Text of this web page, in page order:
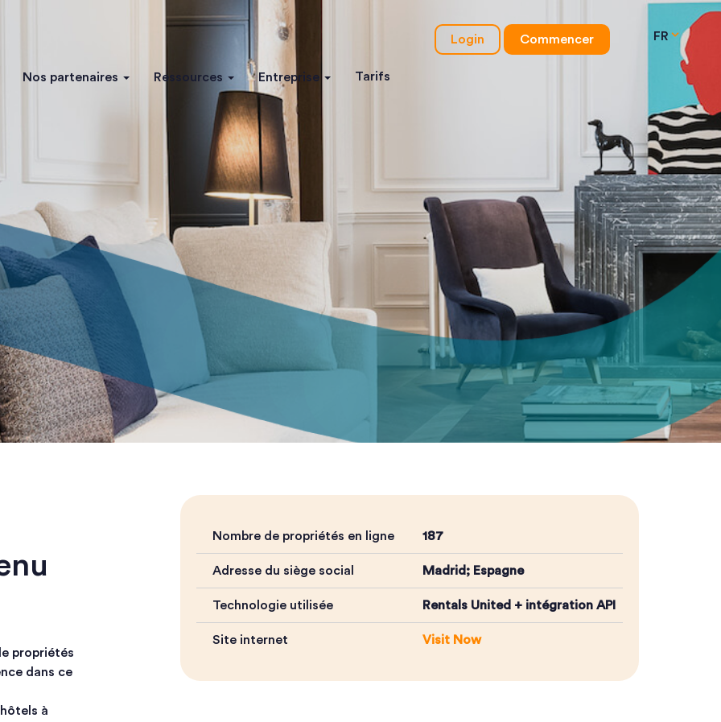
FR
Login Commencer
Nos partenaires Ressources Entreprise Tarifs
propriétés
dans ce
à
Nombre de propriétés en ligne 187
Adresse du siège social Madrid; Espagne
Technologie utilisée Rentals United + intégration API
Site internet Visit Now